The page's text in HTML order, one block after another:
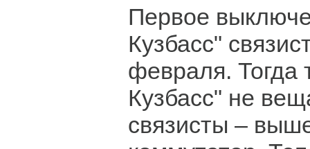
Первое
Кузбасс"
февраля. Тогда
Кузбасс" не
связисты –